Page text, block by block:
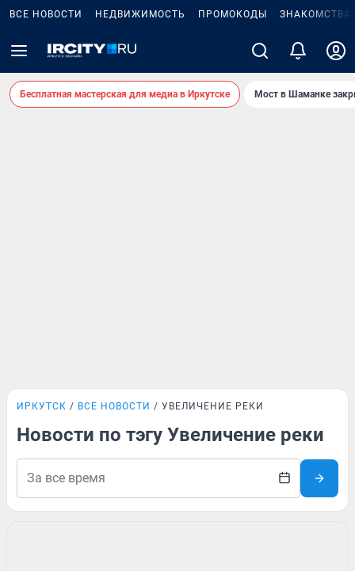
ВСЕ НОВОСТИ НЕДВИЖИМОСТЬ ПРОМОКОДЫ ЗНАКОМСТВА
Бесплатная мастерская для медиа в Иркутске Мост в Шаманке
ИРКУТСК ВСЕ НОВОСТИ УВЕЛИЧЕНИЕ РЕКИ
Новости по тэгу Увеличение реки